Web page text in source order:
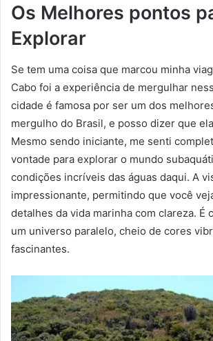
Os Melhores pontos
Explorar
Se tem uma coisa que marcou minha
Cabo foi a experiência de mergulhar
cidade é famosa por ser um dos
mergulho do Brasil, e posso dizer que
Mesmo sendo iniciante, me senti
vontade para explorar o mundo
condições incríveis das águas daqui. A
impressionante, permitindo que você
detalhes da vida marinha com clareza. É
um universo paralelo, cheio de cores
fascinantes.